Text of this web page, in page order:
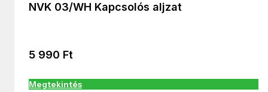
NVK 03/WH Kapcsolós aljzat
5 990 Ft
Megtekintés